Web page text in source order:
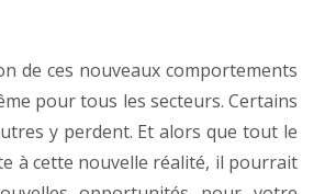
de ces nouveaux comportements
pour tous les secteurs. Certains
y perdent. Et alors que tout le
à cette nouvelle réalité, il pourrait